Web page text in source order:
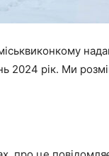
2024 рік. Ми